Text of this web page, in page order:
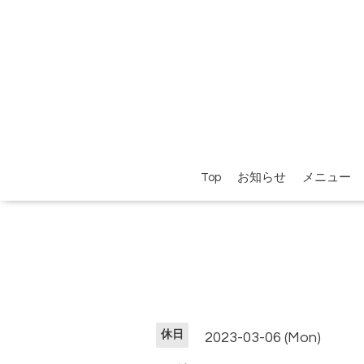
Top お知らせ メニュー
休日 2023-03-06 (Mon)